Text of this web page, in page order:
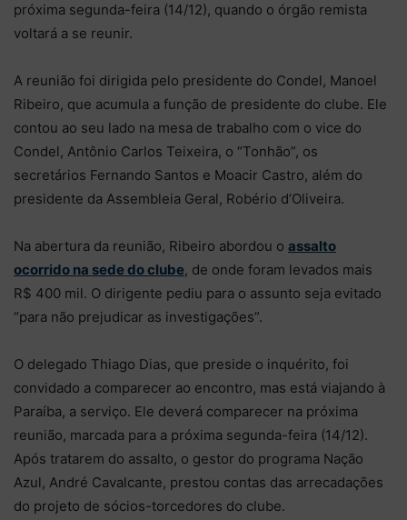
próxima segunda-feira (14/12), quando o órgão remista
voltará a se reunir.
A reunião foi dirigida pelo presidente do Condel, Manoel
Ribeiro, que acumula a função de presidente do clube. Ele
contou ao seu lado na mesa de trabalho com o vice do
Condel, Antônio Carlos Teixeira, o “Tonhão”, os
secretários Fernando Santos e Moacir Castro, além do
presidente da Assembleia Geral, Robério d’Oliveira.
Na abertura da reunião, Ribeiro abordou o assalto
ocorrido na sede do clube, de onde foram levados mais
R$ 400 mil. O dirigente pediu para o assunto seja evitado
“para não prejudicar as investigações”.
O delegado Thiago Dias, que preside o inquérito, foi
convidado a comparecer ao encontro, mas está viajando à
Paraíba, a serviço. Ele deverá comparecer na próxima
reunião, marcada para a próxima segunda-feira (14/12).
Após tratarem do assalto, o gestor do programa Nação
Azul, André Cavalcante, prestou contas das arrecadações
do projeto de sócios-torcedores do clube.